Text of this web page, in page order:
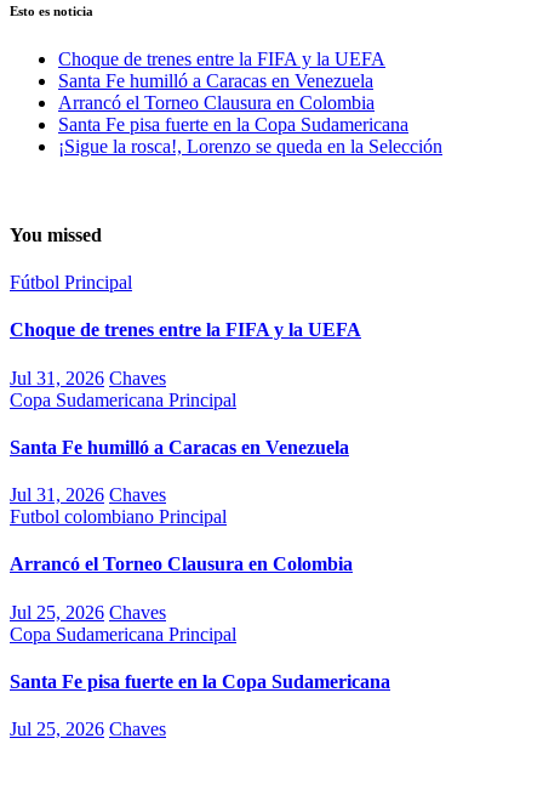
Esto es noticia
Choque de trenes entre la FIFA y la UEFA
Santa Fe humilló a Caracas en Venezuela
Arrancó el Torneo Clausura en Colombia
Santa Fe pisa fuerte en la Copa Sudamericana
¡Sigue la rosca!, Lorenzo se queda en la Selección
You missed
Fútbol Principal
Choque de trenes entre la FIFA y la UEFA
Jul 31, 2026 Chaves
Copa Sudamericana Principal
Santa Fe humilló a Caracas en Venezuela
Jul 31, 2026 Chaves
Futbol colombiano Principal
Arrancó el Torneo Clausura en Colombia
Jul 25, 2026 Chaves
Copa Sudamericana Principal
Santa Fe pisa fuerte en la Copa Sudamericana
Jul 25, 2026 Chaves